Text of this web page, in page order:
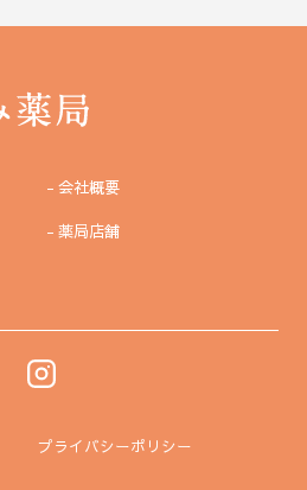
会社概要
薬局店舗
プライバシーポリシー